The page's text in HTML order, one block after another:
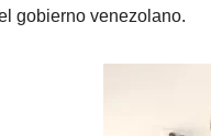
gobierno venezolano.